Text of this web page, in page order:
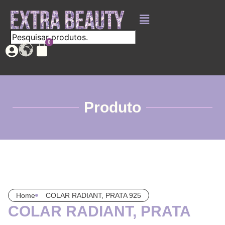
Produto
Home COLAR RADIANT, PRATA 925
COLAR RADIANT, PRATA